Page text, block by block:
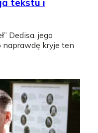
tekstu i
Dedisa, jego
naprawdę kryje ten